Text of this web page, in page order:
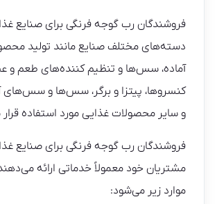
فروشندگان رب گوجه فرنگی برای صنایع
دسته‌های مختلف صنایع مانند تولید
آماده، سس‌ها و تنظیم کننده‌های طعم و
کنسروها، پیتزا و برگر، سس‌ها و سس‌های
و سایر محصولات غذایی مورد استفاده
فروشندگان رب گوجه فرنگی برای صنایع
مشتریان خود معمولاً خدماتی ارائه
موارد زیر می‌شود: